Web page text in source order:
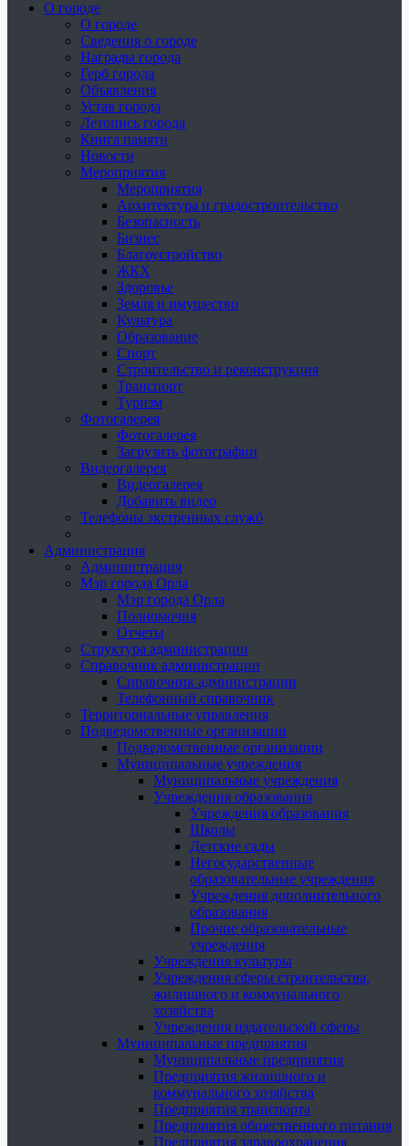
О городе
О городе
Сведения о городе
Награды города
Герб города
Объявления
Устав города
Летопись города
Книга памяти
Новости
Мероприятия
Мероприятия
Архитектура и градостроительство
Безопасность
Бизнес
Благоустройство
ЖКХ
Здоровье
Земля и имущество
Культура
Образование
Спорт
Строительство и реконструкция
Транспорт
Туризм
Фотогалерея
Фотогалерея
Загрузить фотографии
Видеогалерея
Видеогалерея
Добавить видео
Телефоны экстренных служб
Администрация
Администрация
Мэр города Орла
Мэр города Орла
Полномочия
Отчеты
Структура администрации
Справочник администрации
Справочник администрации
Телефонный справочник
Территориальные управления
Подведомственные организации
Подведомственные организации
Муниципальные учреждения
Муниципальные учреждения
Учреждения образования
Учреждения образования
Школы
Детские сады
Негосударственные
образовательные учреждения
Учреждения дополнительного
образования
Прочие образовательные
учреждения
Учреждения культуры
Учреждения сферы строительства,
жилищного и коммунального
хозяйства
Учреждения издательской сферы
Муниципальные предприятия
Муниципальные предприятия
Предприятия жилищного и
коммунального хозяйства
Предприятия транспорта
Предприятия общественного питания
Предприятия здравоохранения